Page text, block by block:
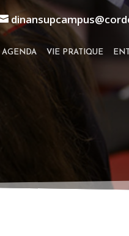
AGENDA VIE PRATIQUE